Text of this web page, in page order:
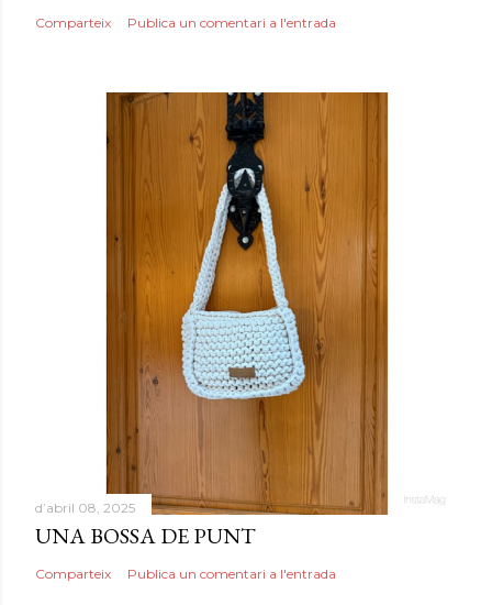
Comparteix Publica un comentari a l'entrada
d’abril 08, 2025
UNA BOSSA DE PUNT
Comparteix Publica un comentari a l'entrada